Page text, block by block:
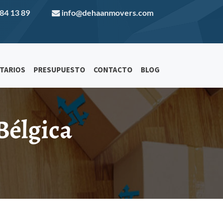
13 89 info@dehaanmovers.com
PRESUPUESTO CONTACTO BLOG